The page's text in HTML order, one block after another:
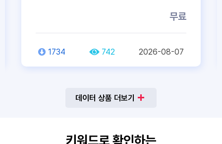
무료
1734 742 2026-08-07
데이터 상품 더보기
키워드로 확인하는